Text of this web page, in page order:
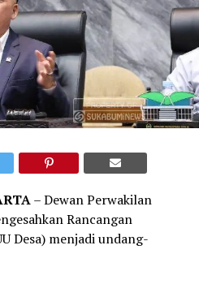
– Dewan Perwakilan
Rancangan
Desa) menjadi undang-